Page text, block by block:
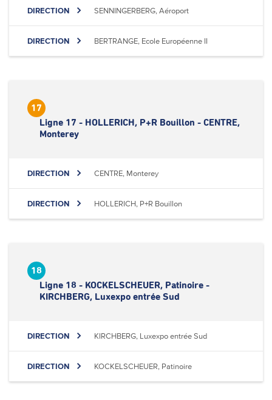
DIRECTION SENNINGERBERG, Aéroport
DIRECTION BERTRANGE, Ecole Européenne II
17
Ligne 17 - HOLLERICH, P+R Bouillon - CENTRE,
Monterey
DIRECTION CENTRE, Monterey
DIRECTION HOLLERICH, P+R Bouillon
18
Ligne 18 - KOCKELSCHEUER, Patinoire -
KIRCHBERG, Luxexpo entrée Sud
DIRECTION KIRCHBERG, Luxexpo entrée Sud
DIRECTION KOCKELSCHEUER, Patinoire